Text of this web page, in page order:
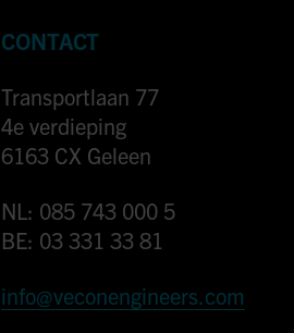
CONTACT
Transportlaan 77
4e verdieping
6163 CX Geleen
NL: 085 743 000 5
BE: 03 331 33 81
info@veconengineers.com